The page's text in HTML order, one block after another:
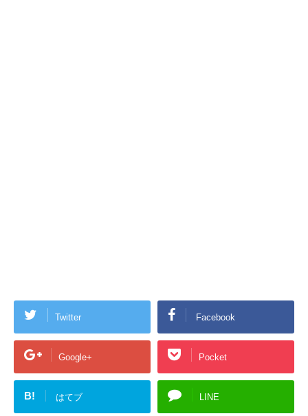
Twitter Facebook
Google+ Pocket
B! はてブ LINE